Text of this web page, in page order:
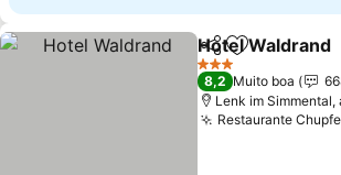
PartilharAdicionar
Hotel Waldrand
3 Estrelas
8,2 Muito boa
Lenk im Simmental,
Restaurante